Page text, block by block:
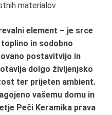
materialov.
element – je srce
in sodobno
postavitvijo in
dolgo življenjsko
ter prijeten ambient.
vašemu domu in
Peči Keramika prava